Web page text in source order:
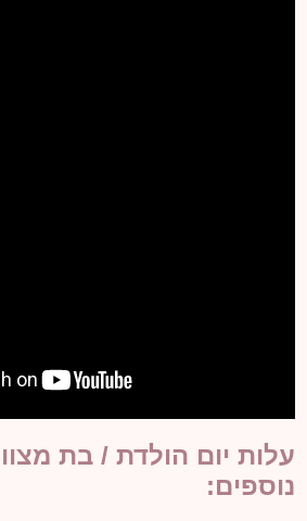
עלות יום הולדת / בת
נוספים: